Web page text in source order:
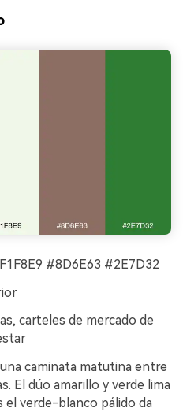
#8D6E63 #2E7D32
carteles de mercado de
caminata matutina entre
El dúo amarillo y verde lima
el verde-blanco pálido da